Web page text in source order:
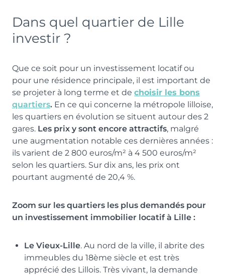
Dans quel quartier de Lille
investir ?
Que ce soit pour un investissement locatif ou
pour une résidence principale, il est important de
se projeter à long terme et de choisir les bons
quartiers. En ce qui concerne la métropole lilloise,
les quartiers en évolution se situent autour des 2
gares. Les prix y sont encore attractifs, malgré
une augmentation notable ces dernières années :
ils varient de 2 800 euros/m² à 4 500 euros/m²
selon les quartiers. Sur dix ans, les prix ont
pourtant augmenté de 20,4 %.
Zoom sur les quartiers les plus demandés pour
un investissement immobilier locatif à Lille :
Le Vieux-Lille. Au nord de la ville, il abrite des
immeubles du 18ème siècle et est très
apprécié des Lillois. Très vivant, la demande